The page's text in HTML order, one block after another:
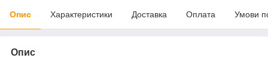
Опис Характеристики Доставка Оплата Умови
Опис